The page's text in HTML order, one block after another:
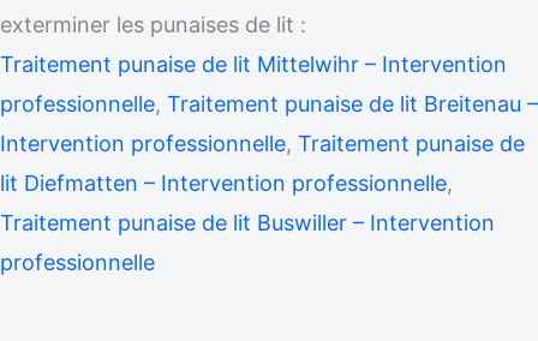
exterminer les punaises de lit :
Traitement punaise de lit Mittelwihr – Intervention
professionnelle, Traitement punaise de lit Breitenau –
Intervention professionnelle, Traitement punaise de
lit Diefmatten – Intervention professionnelle,
Traitement punaise de lit Buswiller – Intervention
professionnelle